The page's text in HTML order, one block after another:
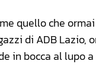
quello che
di ADB Lazio,
in bocca al lupo